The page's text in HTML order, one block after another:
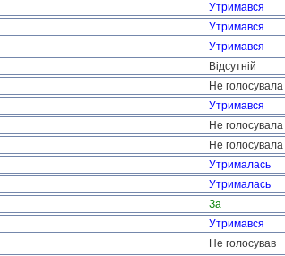
Утримався
Утримався
Утримався
Відсутній
Не голосувала
Утримався
Не голосувала
Не голосувала
Утрималась
Утрималась
За
Утримався
Не голосував